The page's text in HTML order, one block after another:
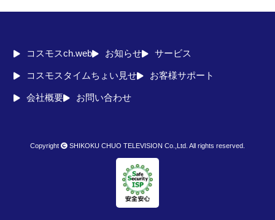
コスモスch.web お知らせ サービス
コスモスタイムちょい見せ お客様サポート
会社概要 お問い合わせ
Copyright SHIKOKU CHUO TELEVISION Co.,Ltd. All rights reserved.